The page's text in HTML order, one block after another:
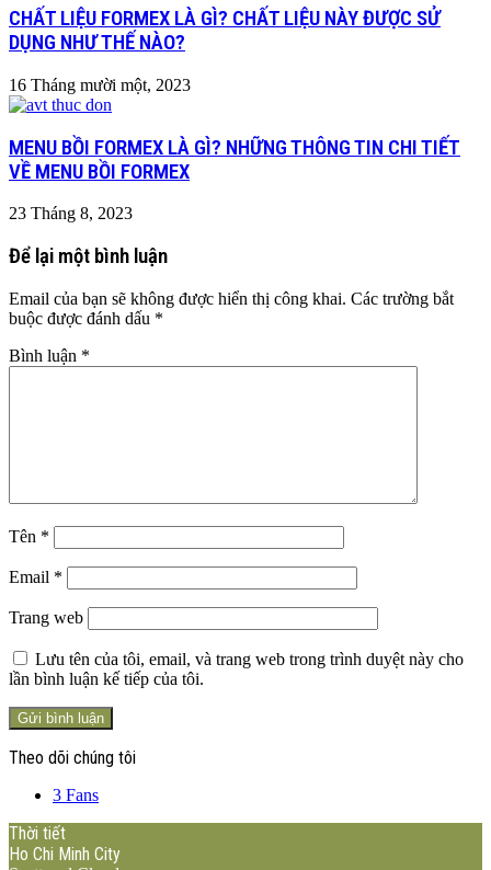
CHẤT LIỆU FORMEX LÀ GÌ? CHẤT LIỆU NÀY ĐƯỢC SỬ
DỤNG NHƯ THẾ NÀO?
16 Tháng mười một, 2023
MENU BỒI FORMEX LÀ GÌ? NHỮNG THÔNG TIN CHI TIẾT
VỀ MENU BỒI FORMEX
23 Tháng 8, 2023
Để lại một bình luận
Email của bạn sẽ không được hiển thị công khai. Các trường bắt
buộc được đánh dấu *
Bình luận *
Tên *
Email *
Trang web
Lưu tên của tôi, email, và trang web trong trình duyệt này cho
lần bình luận kế tiếp của tôi.
Theo dõi chúng tôi
3 Fans
Thời tiết
Ho Chi Minh City